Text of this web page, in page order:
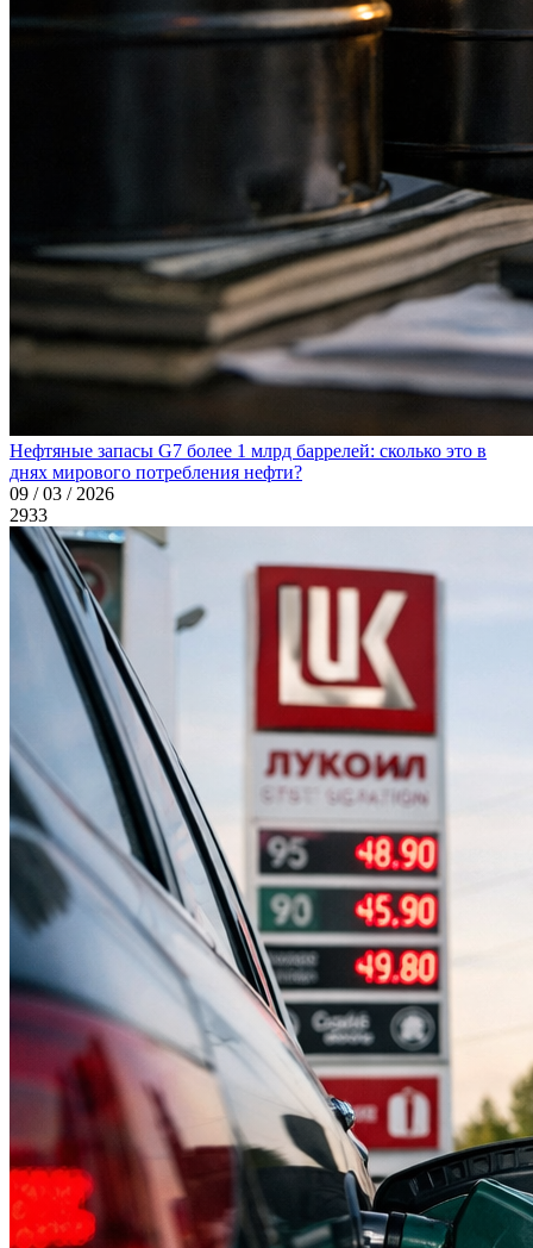
Нефтяные запасы G7 более 1 млрд баррелей: сколько это в
днях мирового потребления нефти?
09 / 03 / 2026
2933